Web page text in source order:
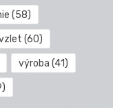
(58)
(60)
výroba (41)